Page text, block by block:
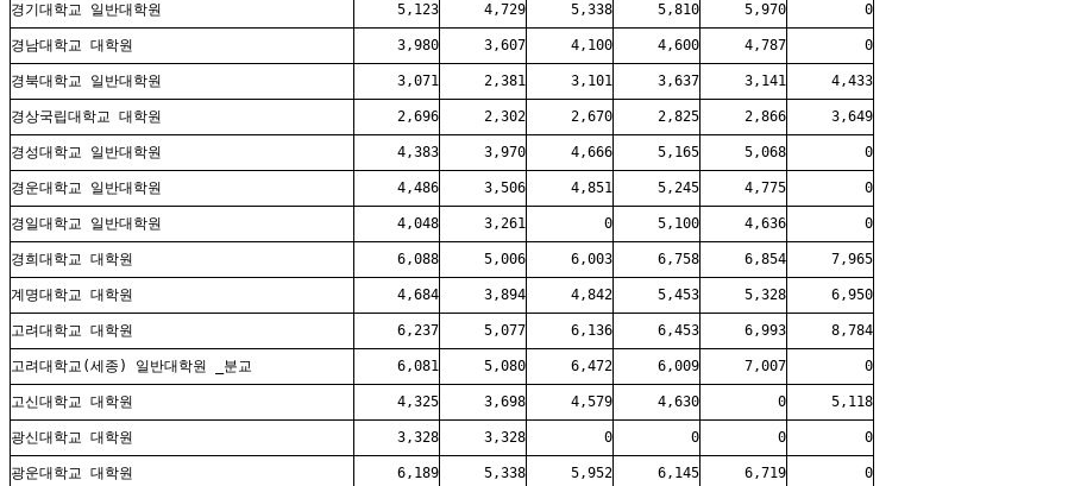
경기대학교 일반대학원 5,123 4,729 5,338 5,810 5,970 0
경남대학교 대학원 3,980 3,607 4,100 4,600 4,787 0
경북대학교 일반대학원 3,071 2,381 3,101 3,637 3,141 4,433
경상국립대학교 대학원 2,696 2,302 2,670 2,825 2,866 3,649
경성대학교 일반대학원 4,383 3,970 4,666 5,165 5,068 0
경운대학교 일반대학원 4,486 3,506 4,851 5,245 4,775 0
경일대학교 일반대학원 4,048 3,261 0 5,100 4,636 0
경희대학교 대학원 6,088 5,006 6,003 6,758 6,854 7,965
계명대학교 대학원 4,684 3,894 4,842 5,453 5,328 6,950
고려대학교 대학원 6,237 5,077 6,136 6,453 6,993 8,784
고려대학교(세종) 일반대학원 _분교 6,081 5,080 6,472 6,009 7,007 0
고신대학교 대학원 4,325 3,698 4,579 4,630 0 5,118
광신대학교 대학원 3,328 3,328 0 0 0 0
광운대학교 대학원 6,189 5,338 5,952 6,145 6,719 0